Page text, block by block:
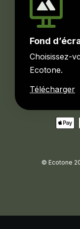
Fond
Choisissez-
Ecotone.
Télécharger
© Ecotone